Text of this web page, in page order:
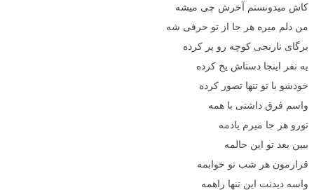
کاش میدونستم آخرش چی میشه
من دلم میره هر جا از تو حرفی شه
برگای نارنجی کوچه رو پر کرده
یه نفر اینجا دستاش یخ کرده
خودشو با تو تنها تصور کرده
واسم فرق داشتی با همه
تورو هر جا میرم‌ یا‌دمه
ببین بعد تو‌ این‌ حالمه
قرارمون هر شب تو خوابمه
واسه دیدنت این تنها راهمه